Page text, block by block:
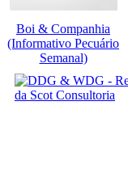
Boi & Companhia
(Informativo Pecuário
Semanal)